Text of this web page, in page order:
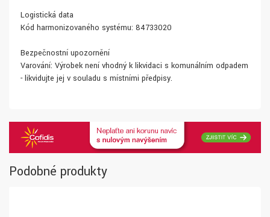
Logistická data
Kód harmonizovaného systému: 84733020
Bezpečnostní upozornění
Varování: Výrobek není vhodný k likvidaci s komunálním odpadem
- likvidujte jej v souladu s místními předpisy.
Podobné produkty